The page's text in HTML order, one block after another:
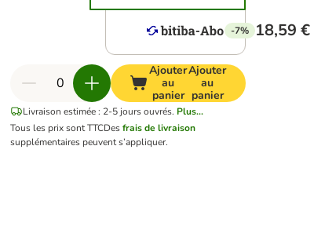
-7% 18,59 €
Ajouter
au
panier
Ajouter
au
panier
Livraison estimée : 2-5 jours ouvrés. Plus...
Tous les prix sont TTCDesfrais de livraison
supplémentaires peuvent s’appliquer.